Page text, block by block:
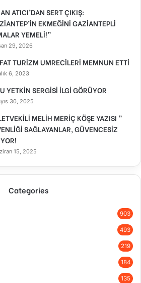
ATICI’DAN SERT ÇIKIŞ:
EKMEĞİNİ GAZİANTEPLİ
YEMELİ!”
29, 2026
TURİZM UMRECİLERİ MEMNUN ETTİ
6, 2023
YETKİN SERGİSİ İLGİ GÖRÜYOR
30, 2025
MELİH MERİÇ KÖŞE YAZISI ”
SAĞLAYANLAR, GÜVENCESİZ
15, 2025
Categories
903
493
219
184
135